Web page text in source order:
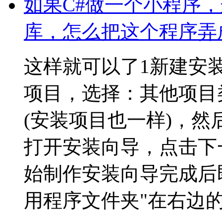
如果C#做一个小程序
库，怎么把这个程序
这样就可以了1新建安
项目，选择：其他项
(安装项目也一样)，然
打开安装向导，点击
始制作安装向导完成
用程序文件夹"在右边